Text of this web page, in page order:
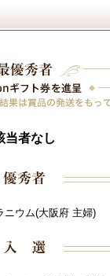
当者なし
ニウム(大阪府 主婦)